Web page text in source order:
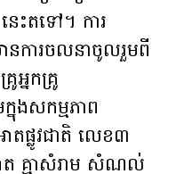
នេះតទៅ។ ការ
ានការចលនាចូលរួមពី
អ្នកគ្រូ
ងសកម្មភាព
តផ្លូវជាតិ លេខ៣
ត គ្មាសំរាម សំណល់